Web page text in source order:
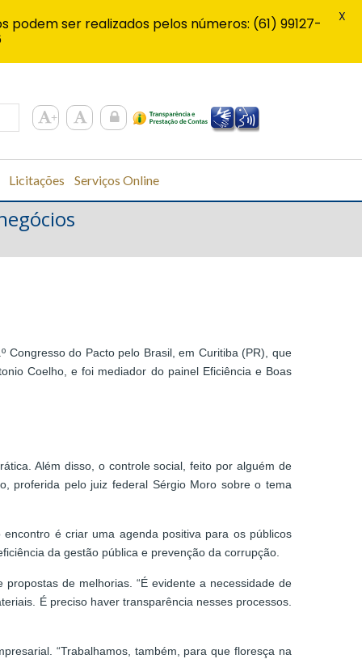
Licitações Serviços Online
Congresso do Pacto pelo Brasil, em Curitiba (PR), que
Coelho, e foi mediador do painel Eficiência e Boas
Além disso, o controle social, feito por alguém de
proferida pelo juiz federal Sérgio Moro sobre o tema
é criar uma agenda positiva para os públicos
da gestão pública e prevenção da corrupção.
de melhorias. “É evidente a necessidade de
É preciso haver transparência nesses processos.
“Trabalhamos, também, para que floresça na
ser realizados pelos números: (61) 99127-
X